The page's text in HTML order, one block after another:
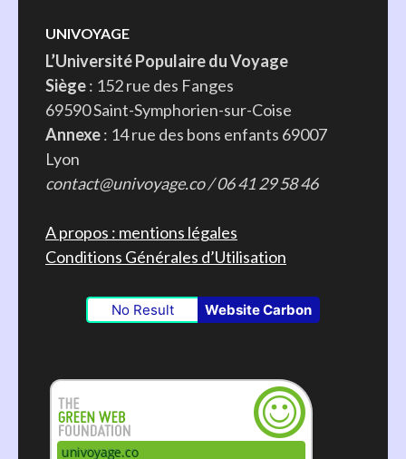
UNIVOYAGE
L’Université Populaire du Voyage
Siège: 152 rue des Fanges
69590 Saint-Symphorien-sur-Coise
Annexe: 14 rue des bons enfants 69007
Lyon
contact@univoyage.co / 06 41 29 58 46
A propos : mentions légales
Conditions Générales d’Utilisation
No Result Website Carbon